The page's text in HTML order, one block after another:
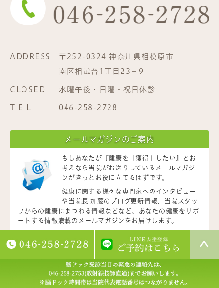
ADDRESS
〒252-0324 神奈川県相模原市
南区相武台1丁目23−9
CLOSED 水曜午後・日曜・祝日休診
T E L 046-258-2728
メールマガジンのご案内
もしあなたが 『健康を「獲得」したい』
とお
考えなら当院がお送りしているメールマガジ
ンがきっとお役に立てるはずです。
健康に関する様々な専門家へのインタビュー
や当院長 加藤のブログ更新情報、当院スタッ
フからの健康にまつわる情報などなど、あなたの健康をサポ
ートする情報満載のメールマガジンをお届けします。
りメールマガジンをお送りします。是非あなたの健康の「獲